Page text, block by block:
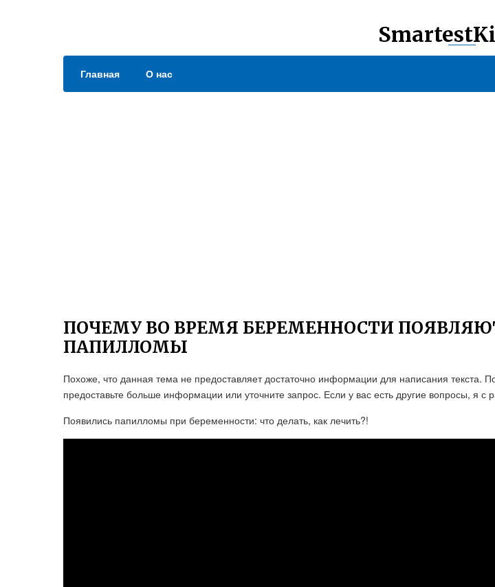
Главная О нас
ПОЧЕМУ ВО ВРЕМЯ БЕРЕМЕННОСТИ
ПАПИЛЛОМЫ
Похоже, что данная тема не предоставляет достаточно информации для написания текста.
предоставьте больше информации или уточните запрос. Если у вас есть другие вопросы, я с
Появились папилломы при беременности: что делать, как лечить?!